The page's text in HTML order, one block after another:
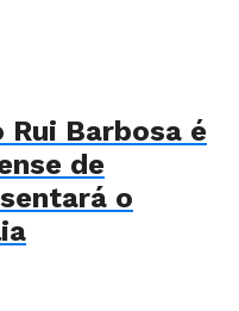
Barbosa é
de
o